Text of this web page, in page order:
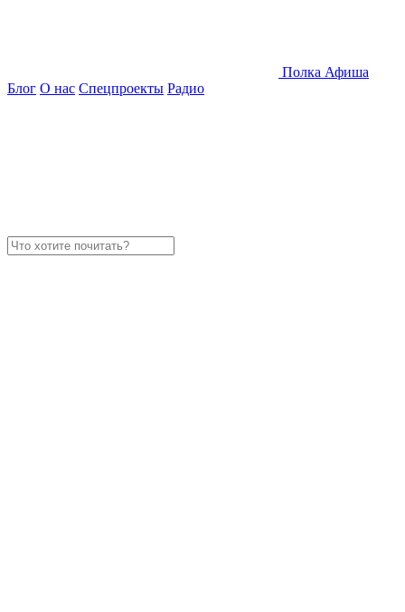
Полка Афиша
Блог О нас Спецпроекты Радио